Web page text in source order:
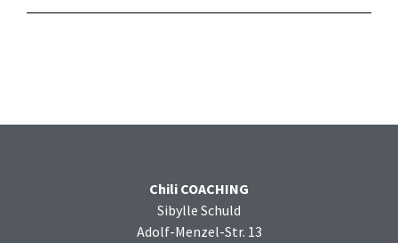
Chili COACHING
Sibylle Schuld
Adolf-Menzel-Str. 13